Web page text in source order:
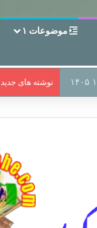
موضوعات ۱
نوشته های جدید